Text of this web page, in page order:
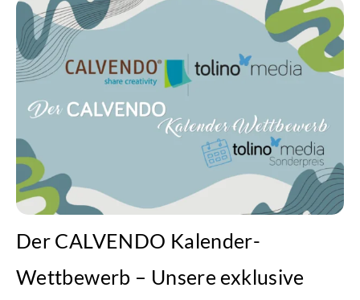
Der CALVENDO Kalender-
Wettbewerb – Unsere exklusive